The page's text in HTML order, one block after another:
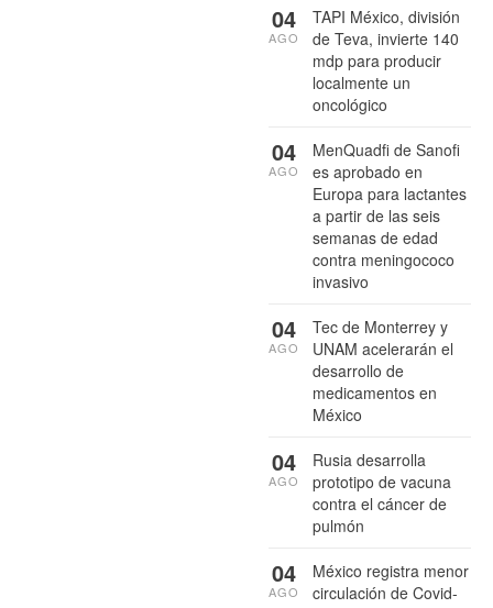
TAPI México, división
de Teva, invierte 140
mdp para producir
localmente un
oncológico
04
AGO
MenQuadfi de Sanofi
es aprobado en
Europa para lactantes
a partir de las seis
semanas de edad
contra meningococo
invasivo
04
AGO
Tec de Monterrey y
UNAM acelerarán el
desarrollo de
medicamentos en
México
04
AGO
Rusia desarrolla
prototipo de vacuna
contra el cáncer de
pulmón
04
AGO
México registra menor
circulación de Covid-
04
AGO